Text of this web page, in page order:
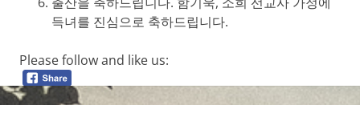
득녀를 진심으로 축하드립니다.
Please follow and like us: